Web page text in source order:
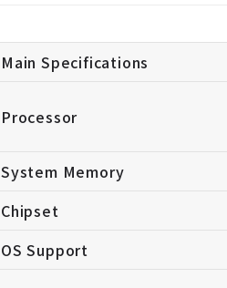
Main Specifications
Processor
System Memory
Chipset
OS Support